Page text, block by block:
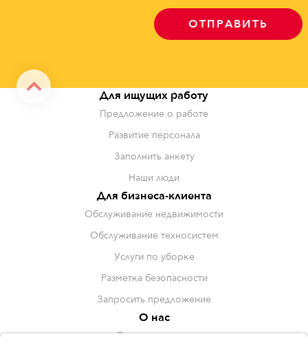
ОТПРАВИТЬ
Для ищущих работу
Предложение о работе
Развитие персонала
Заполнить анкету
Наши люди
Для бизнеса-клиента
Обслуживание недвижимости
Обслуживание техносистем
Услуги по уборке
Разметка безопасности
Запросить предложение
О нас
Сотрудничество